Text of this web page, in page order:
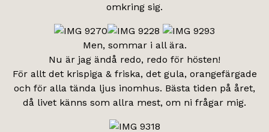
omkring sig.
Men, sommar i all ära.
Nu är jag ändå redo, redo för hösten!
För allt det krispiga & friska, det gula, orangefärgade
och för alla tända ljus inomhus. Bästa tiden på året,
då livet känns som allra mest, om ni frågar mig.